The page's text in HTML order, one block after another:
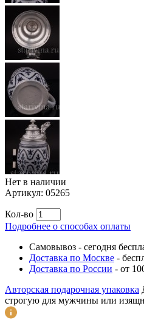
Нет в наличии
Артикул: 05265
Кол-во
Подробнее о способах оплаты
Самовывоз - сегодня
Доставка по Москве -
Доставка по России - от
Авторская подарочная упаковка
строгую для мужчины или